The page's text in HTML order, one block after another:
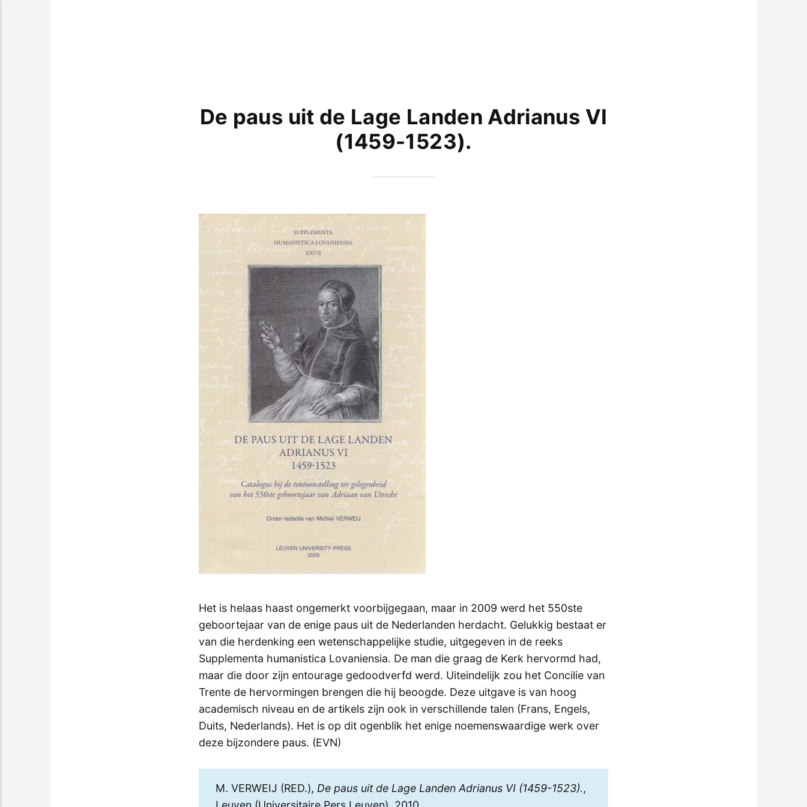
De paus uit de Lage Landen Adrianus VI
(1459-1523).
Het is helaas haast ongemerkt voorbijgegaan, maar in 2009 werd het 550ste
geboortejaar van de enige paus uit de Nederlanden herdacht. Gelukkig bestaat er
van die herdenking een wetenschappelijke studie, uitgegeven in de reeks
Supplementa humanistica Lovaniensia. De man die graag de Kerk hervormd had,
maar die door zijn entourage gedoodverfd werd. Uiteindelijk zou het Concilie van
Trente de hervormingen brengen die hij beoogde. Deze uitgave is van hoog
academisch niveau en de artikels zijn ook in verschillende talen (Frans, Engels,
Duits, Nederlands). Het is op dit ogenblik het enige noemenswaardige werk over
deze bijzondere paus. (EVN)
M. VERWEIJ (RED.), De paus uit de Lage Landen Adrianus VI (1459-1523).,